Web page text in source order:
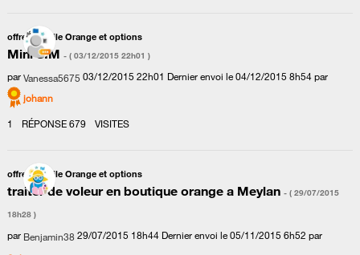
offres mobile Orange et options
Mini SIM - ( ‎03/12/2015 22h01 )
parVanessa5675 ‎03/12/2015 22h01 Dernier envoi le‎04/12/2015 8h54par
johann
1
RÉPONSE679 VISITES
offres mobile Orange et options
traiter de voleur en boutique orange a Meylan - ( ‎29/07/2015
18h28 )
par Benjamin38‎29/07/2015 18h44 Dernier envoi le‎05/11/2015 6h52 par